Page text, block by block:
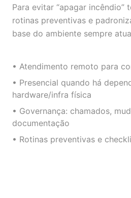
Para evitar “apagar incêndio”
rotinas preventivas e
base do ambiente sempre
• Atendimento remoto para
• Presencial quando há
hardware/infra física
• Governança: chamados,
documentação
• Rotinas preventivas e